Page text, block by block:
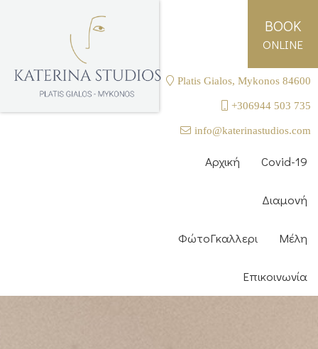
BOOK
ONLINE
Platis Gialos, Mykonos 84600
+306944 503 735
info@katerinastudios.com
Αρχική Covid-19
Διαμονή
ΦώτοΓκαλλερι Μέλη
Επικοινωνία